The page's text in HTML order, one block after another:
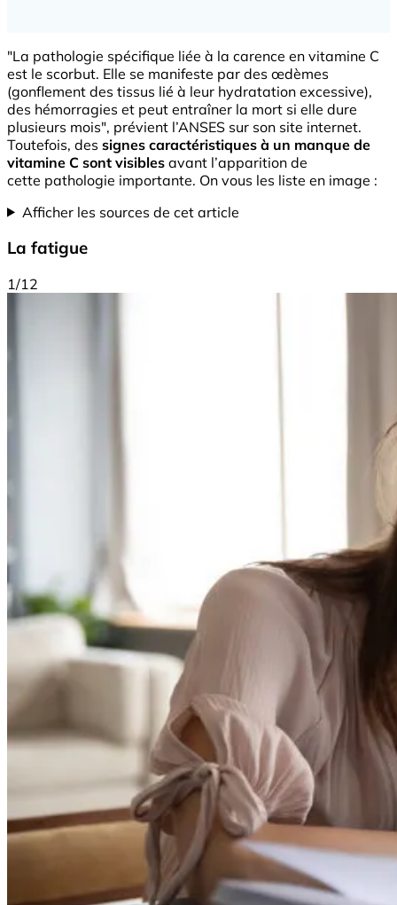
"La pathologie spécifique liée à la carence en vitamine C
est le scorbut. Elle se manifeste par des œdèmes
(gonflement des tissus lié à leur hydratation excessive),
des hémorragies et peut entraîner la mort si elle dure
plusieurs mois", prévient l’ANSES sur son site internet.
Toutefois, des signes caractéristiques à un manque de
vitamine C sont visibles avant l’apparition de
cette pathologie importante. On vous les liste en image :
Afficher les sources de cet article
La fatigue
1/12